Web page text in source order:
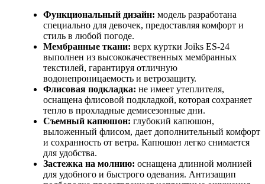
Функциональный дизайн: модель разработана
специально для девочек, предоставляя комфорт и
стиль в любой погоде.
Мембранные ткани: верх куртки Joiks ES-24
выполнен из высококачественных мембранных
текстилей, гарантируя отличную
водонепроницаемость и ветрозащиту.
Флисовая подкладка: не имеет утеплителя,
оснащена флисовой подкладкой, которая сохраняет
тепло в прохладные демисезонные дни.
Съемный капюшон: глубокий капюшон,
выложенный флисом, дает дополнительный комфорт
и сохранность от ветра. Капюшон легко снимается
для удобства.
Застежка на молнию: оснащена длинной молнией
для удобного и быстрого одевания. Антизащип